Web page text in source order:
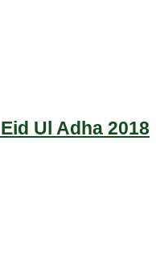
Ul Adha 2018